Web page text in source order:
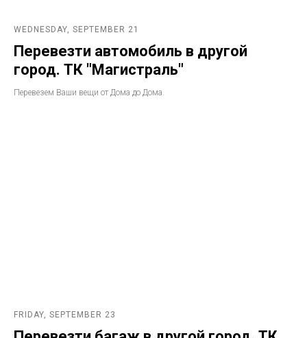
WEDNESDAY, SEPTEMBER 21
Перевезти автомобиль в другой
город. ТК "Магистраль"
Перевезем Ваши вещи от Дома до Дома.
FRIDAY, SEPTEMBER 23